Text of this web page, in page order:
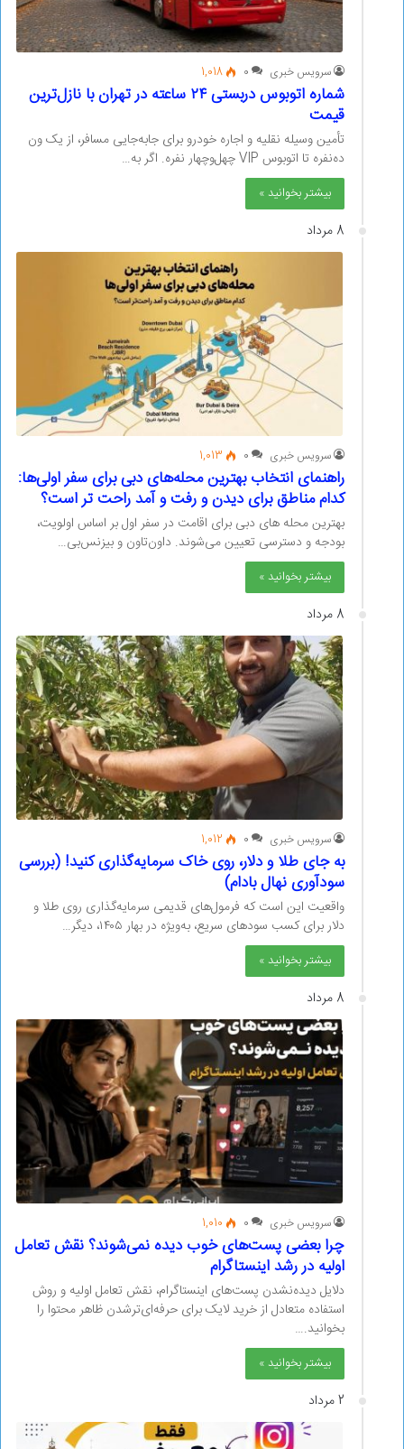
سرویس خبری 0
1,018
شماره اتوبوس دربستی ۲۴ ساعته در تهران با نازل‌ترین
قیمت
تأمین وسیله نقلیه و اجاره خودرو برای جابه‌جایی مسافر، از یک ون
ده‌نفره تا اتوبوس VIP چهل‌وچهار نفره. اگر به…
بیشتر بخوانید »
8 مرداد
سرویس خبری 0
1,013
راهنمای انتخاب بهترین محله‌های دبی برای سفر اولی‌ها:
کدام مناطق برای دیدن و رفت و آمد راحت تر است؟
بهترین محله های دبی برای اقامت در سفر اول بر اساس اولویت،
بودجه و دسترسی تعیین می‌شوند. داون‌تاون و بیزنس‌بی…
بیشتر بخوانید »
8 مرداد
سرویس خبری 0
1,012
به جای طلا و دلار، روی خاک سرمایه‌گذاری کنید! (بررسی
سودآوری نهال بادام)
واقعیت این است که فرمول‌های قدیمی سرمایه‌گذاری روی طلا و
دلار برای کسب سودهای سریع، به‌ویژه در بهار ۱۴۰۵، دیگر…
بیشتر بخوانید »
8 مرداد
سرویس خبری 0
1,010
چرا بعضی پست‌های خوب دیده نمی‌شوند؟ نقش تعامل
اولیه در رشد اینستاگرام
دلایل دیده‌نشدن پست‌های اینستاگرام، نقش تعامل اولیه و روش
استفاده متعادل از خرید لایک برای حرفه‌ای‌ترشدن ظاهر محتوا را
بخوانید.…
بیشتر بخوانید »
2 مرداد